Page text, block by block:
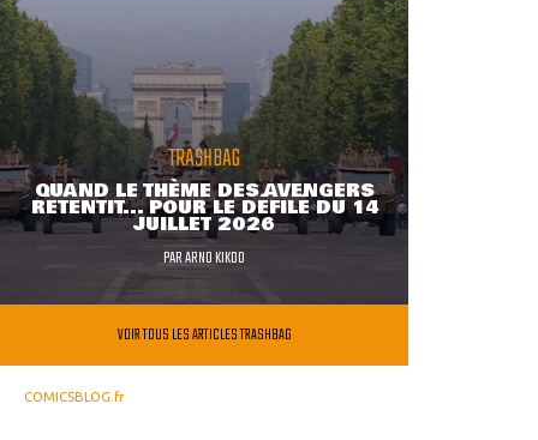
TRASHBAG
QUAND LE THÈME DES AVENGERS
RETENTIT... POUR LE DÉFILÉ DU 14
JUILLET 2026
PARARNO KIKOO
VOIR TOUS LES ARTICLES TRASHBAG
COMICSBLOG.fr